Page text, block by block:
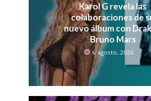
Karol G revela las
colaboraciones de
nuevo álbum con
Bruno Mars
6 agosto, 2026